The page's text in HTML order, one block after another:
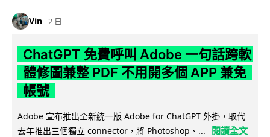
Vin 2 日
ChatGPT 免費呼叫 Adobe 一句話跨軟
體修圖兼整 PDF 不用開多個 APP 兼免
帳號
Adobe 宣布推出全新統一版 Adobe for ChatGPT 外掛，取代
去年推出三個獨立 connector，將 Photoshop、...
閱讀全文